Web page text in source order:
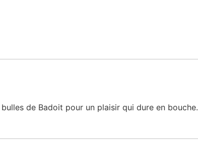
de Badoit pour un plaisir qui dure en bouche.